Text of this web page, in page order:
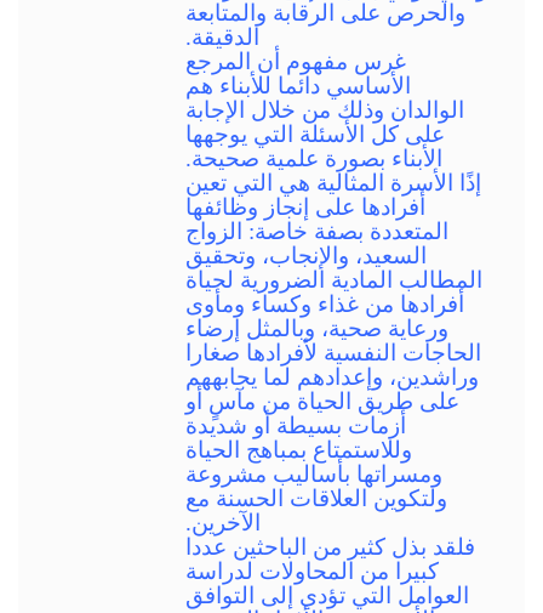
والحرص على الرقابة والمتابعة
الدقيقة.
غرس مفهوم أن المرجع
الأساسي دائما للأبناء هم
الوالدان وذلك من خلال الإجابة
على كل الأسئلة التي يوجهها
الأبناء بصورة علمية صحيحة.
إذًا الأسرة المثالية هي التي تعين
أفرادها على إنجاز وظائفها
المتعددة بصفة خاصة: الزواج
السعيد، والإنجاب، وتحقيق
المطالب المادية الضرورية لحياة
أفرادها من غذاء وكساء ومأوى
ورعاية صحية، وبالمثل إرضاء
الحاجات النفسية لأفرادها صغارا
وراشدين، وإعدادهم لما يجابههم
على طريق الحياة من مآسٍ أو
أزمات بسيطة أو شديدة
وللاستمتاع بمباهج الحياة
ومسراتها بأساليب مشروعة
ولتكوين العلاقات الحسنة مع
الآخرين.
فلقد بذل كثير من الباحثين عددا
كبيرا من المحاولات لدراسة
العوامل التي تؤدي إلى التوافق